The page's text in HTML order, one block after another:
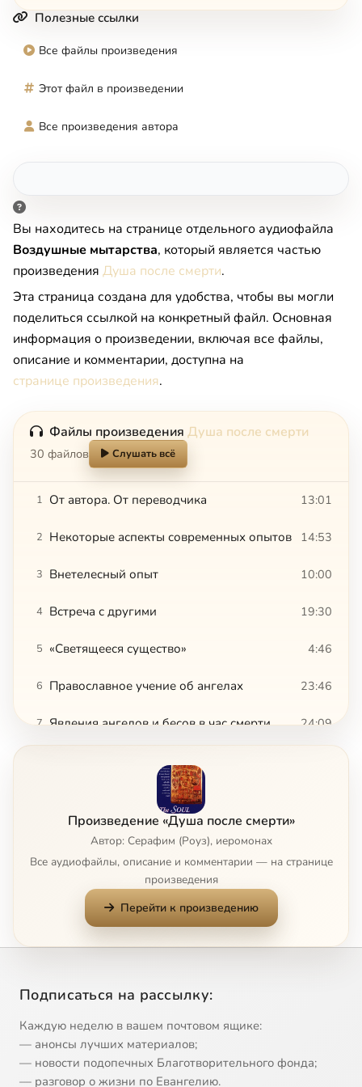
Полезные ссылки
Все файлы произведения
Этот файл в произведении
Все произведения автора
Вы находитесь на странице отдельного аудиофайла
Воздушные мытарства, который является частью
произведения Душа после смерти.
Эта страница создана для удобства, чтобы вы могли
поделиться ссылкой на конкретный файл. Основная
информация о произведении, включая все файлы,
описание и комментарии, доступна на
странице произведения.
Файлы произведения Душа после смерти
30 файлов Слушать всё
1 От автора. От переводчика 13:01
2 Некоторые аспекты современных опытов 14:53
3 Внетелесный опыт 10:00
4 Встреча с другими 19:30
5 «Светящееся существо» 4:46
6 Православное учение об ангелах 23:46
7 Явления ангелов и бесов в час смерти 24:09
Воздушное царство духов
Воздушные мытарства
17:24
«Астральная плоскость» теософии
13 «Астральная проекция» 16:27
15 Христианские опыты Неба
16 Свойства истинного опыта неба 8:06
Произведение «Душа после смерти»
Автор: Серафим (Роуз), иеромонах
Все аудиофайлы, описание и комментарии — на странице
произведения
Перейти к произведению
Подписаться на рассылку:
Каждую неделю в вашем почтовом ящике:
— анонсы лучших материалов;
— новости подопечных Благотворительного фонда;
— разговор о жизни по Евангелию.